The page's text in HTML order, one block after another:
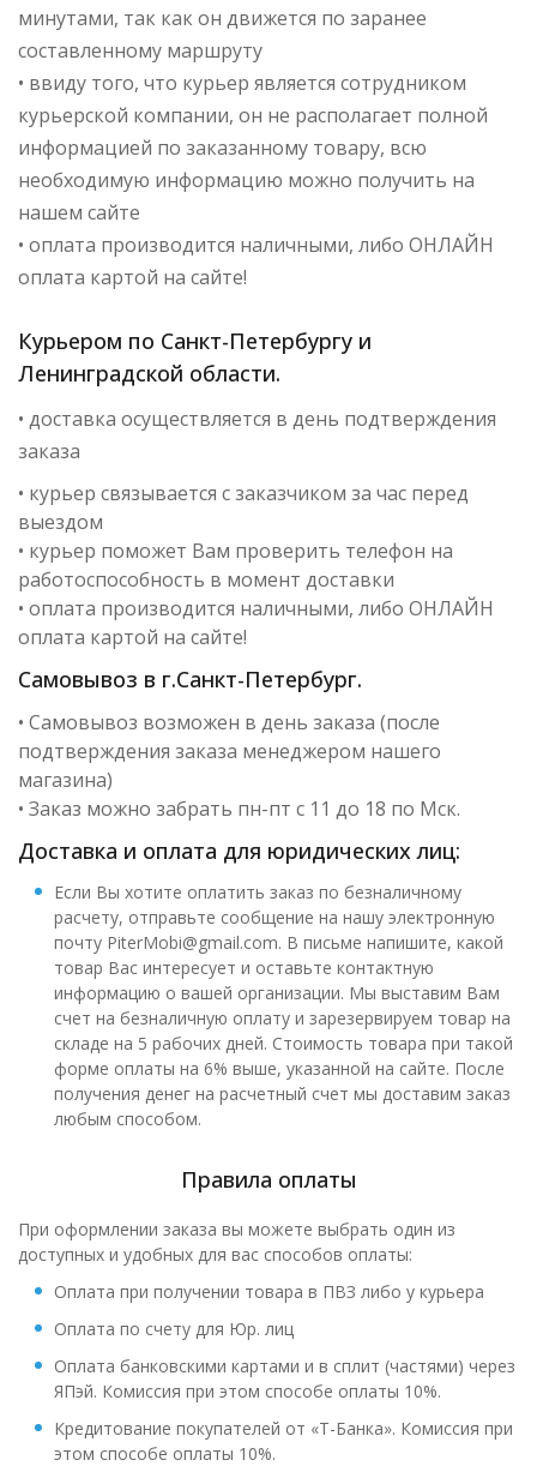
минутами, так как он движется по заранее
составленному маршруту
• ввиду того, что курьер является сотрудником
курьерской компании, он не располагает полной
информацией по заказанному товару, всю
необходимую информацию можно получить на
нашем сайте
• оплата производится наличными, либо ОНЛАЙН
оплата картой на сайте!
Курьером по Санкт-Петербургу и
Ленинградской области.
• доставка осуществляется в день подтверждения
заказа
• курьер связывается с заказчиком за час перед
выездом
• курьер поможет Вам проверить телефон на
работоспособность в момент доставки
• оплата производится наличными, либо ОНЛАЙН
оплата картой на сайте!
Самовывоз в г.Санкт-Петербург.
• Самовывоз возможен в день заказа (после
подтверждения заказа менеджером нашего
магазина)
• Заказ можно забрать пн-пт с 11 до 18 по Мск.
Доставка и оплата для юридических лиц:
Если Вы хотите оплатить заказ по безналичному
расчету, отправьте сообщение на нашу электронную
почту PiterMobi@gmail.com. В письме напишите, какой
товар Вас интересует и оставьте контактную
информацию о вашей организации. Мы выставим Вам
счет на безналичную оплату и зарезервируем товар на
складе на 5 рабочих дней. Стоимость товара при такой
форме оплаты на 6% выше, указанной на сайте. После
получения денег на расчетный счет мы доставим заказ
любым способом.
Правила оплаты
При оформлении заказа вы можете выбрать один из
доступных и удобных для вас способов оплаты:
Оплата при получении товара в ПВЗ либо у курьера
Оплата по счету для Юр. лиц
Оплата банковскими картами и в сплит (частями) через
ЯПэй. Комиссия при этом способе оплаты 10%.
Кредитование покупателей от «Т-Банка». Комиссия при
этом способе оплаты 10%.